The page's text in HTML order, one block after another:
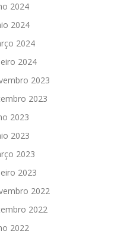
2024
2024
2024
2024
2023
2023
2023
2023
2023
2023
2022
2022
2022